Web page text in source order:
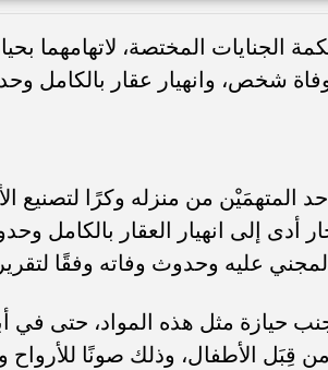
الجنايات المختصة، لاتهامهما
شخص، وانهيار عقار بالكامل
المتهمَيْن من منزله وكرًا لتصنيع
أدى إلى انهيار العقار بالكامل
عليه وحدوث وفاته وفقًا
حيازة مثل هذه المواد، حتى
قِبَل الأطفال، وذلك صونًا للأرواح